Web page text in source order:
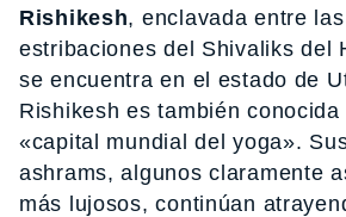
Rishikesh, enclavada entre
estribaciones del Shivaliks del
se encuentra en el estado de
Rishikesh es también conocida
«capital mundial del yoga».
ashrams, algunos claramente
más lujosos, continúan